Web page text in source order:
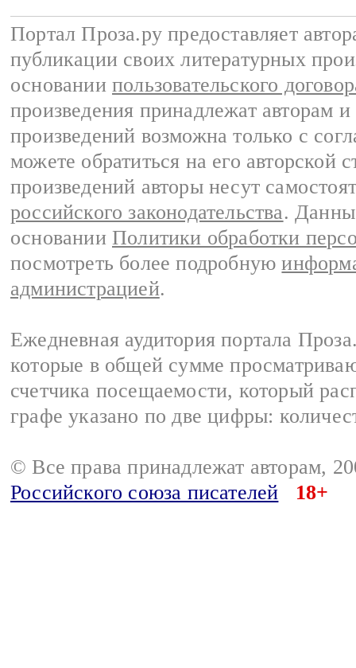
Портал Проза.ру предоставляет
публикации своих литературных
основании пользовательского
произведения принадлежат авторам
произведений возможна только с
можете обратиться на его авторской
произведений авторы несут
российского законодательства.
основании Политики обработки
посмотреть более подробную
администрацией.
Ежедневная аудитория портала
которые в общей сумме
счетчика посещаемости, который
графе указано по две цифры:
© Все права принадлежат авторам,
Российского союза писателей
18+